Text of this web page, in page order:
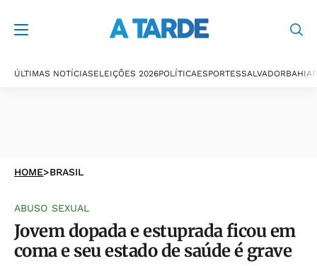
ÚLTIMAS NOTÍCIASELEIÇÕES 2026POLÍTICAESPORTESSALVADORBAHIA
HOME>BRASIL
ABUSO SEXUAL
Jovem dopada e estuprada ficou em
coma e seu estado de saúde é grave